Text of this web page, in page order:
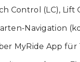
Control (LC), Lift
Navigation
MyRide App